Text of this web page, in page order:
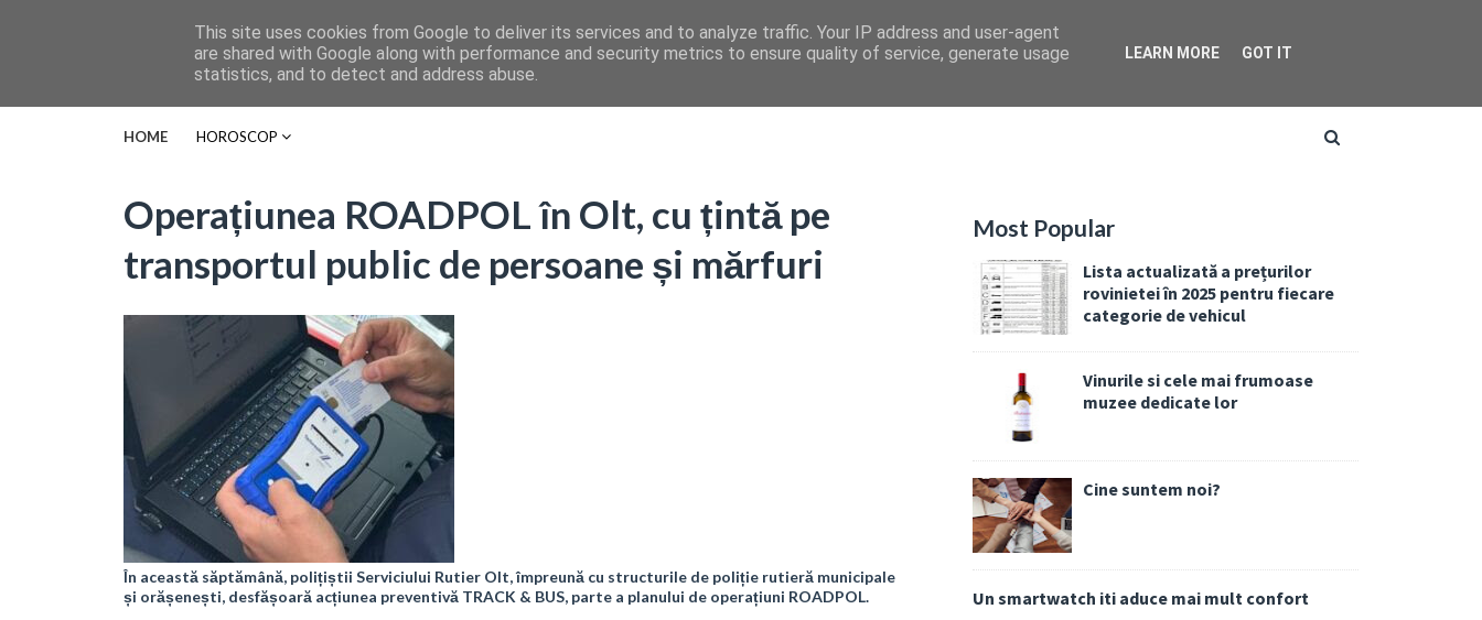
HOME HOROSCOP
Operațiunea ROADPOL în Olt, cu țintă pe
transportul public de persoane și mărfuri
În această săptămână, polițiștii Serviciului Rutier Olt, împreună cu structurile de poliție rutieră municipale
și orășenești, desfășoară acțiunea preventivă TRACK & BUS, parte a planului de operațiuni ROADPOL.
Most Popular
Lista actualizată a prețurilor
rovinietei în 2025 pentru fiecare
categorie de vehicul
Vinurile si cele mai frumoase
muzee dedicate lor
Cine suntem noi?
Un smartwatch iti aduce mai mult confort
This site uses cookies from Google to deliver its services and to analyze traffic. Your IP address and user-agent
are shared with Google along with performance and security metrics to ensure quality of service, generate usage
statistics, and to detect and address abuse.
LEARN MORE GOT IT